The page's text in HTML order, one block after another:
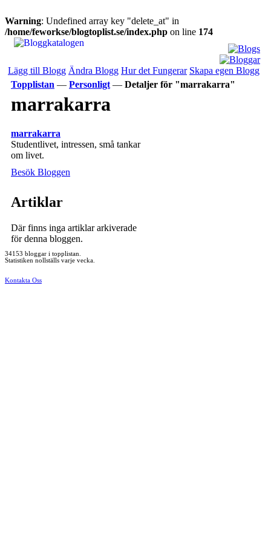
Warning: Undefined array key "delete_at" in
/home/feworkse/blogtoplist.se/index.php on line 174
Lägg till Blogg Ändra Blogg Hur det Fungerar Skapa egen Blogg
Topplistan — Personligt — Detaljer för "marrakarra"
marrakarra
marrakarra
Studentlivet, intressen, små tankar
om livet.
Besök Bloggen
Artiklar
Där finns inga artiklar arkiverade
för denna bloggen.
34153 bloggar i topplistan.
Statistiken nollställs varje vecka.
Kontakta Oss